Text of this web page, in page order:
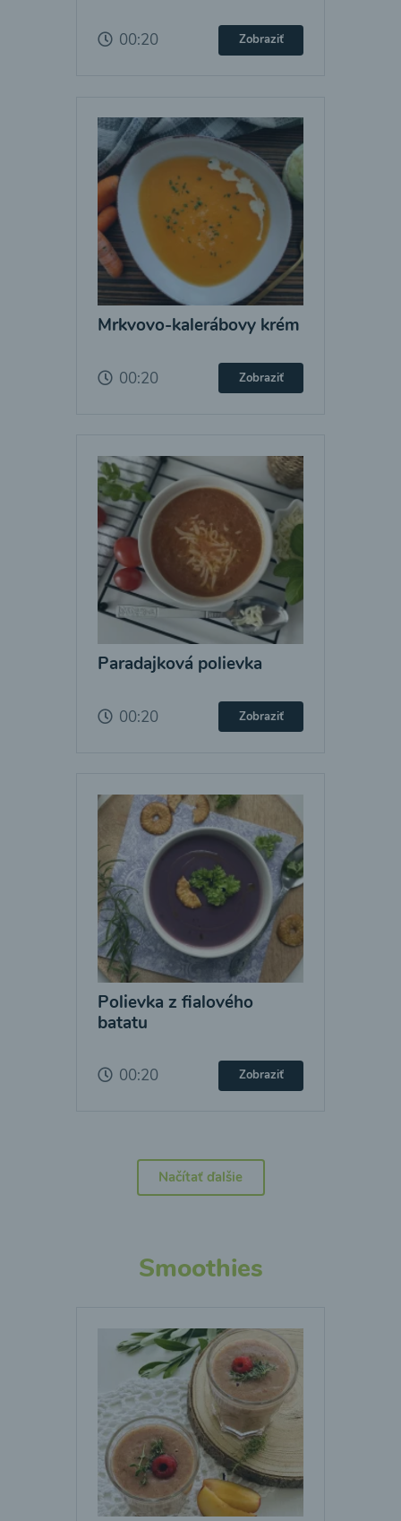
00:20 Zobraziť
Mrkvovo-kalerábovy krém
00:20 Zobraziť
Paradajková polievka
00:20 Zobraziť
Polievka z fialového
batatu
00:20 Zobraziť
Načítať ďalšie
Smoothies